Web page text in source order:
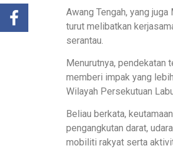
Awang Tengah, yang
turut melibatkan
serantau.
Menurutnya, pendekatan
memberi impak yang
Wilayah Persekutuan
Beliau berkata,
pengangkutan darat,
mobiliti rakyat serta